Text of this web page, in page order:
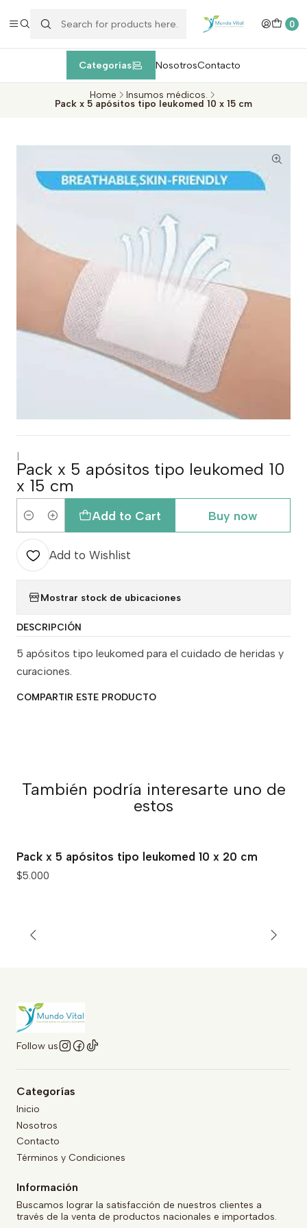
0
Categorías NosotrosContacto
Enviamos EXPRESS máximo 1 día de entrega después de la
compradentro de la Región Metropolitana, Valparaíso y Viña del Mar
Home
Insumos médicos.
Pack x 5 apósitos tipo leukomed 10 x 15 cm
Pack x 5 apósitos tipo leukomed 10
x 15 cm
Quantity
Add to Cart Buy now
Add to Wishlist
Mostrar stock de ubicaciones
DESCRIPCIÓN
5 apósitos tipo leukomed para el cuidado de heridas y
curaciones.
COMPARTIR ESTE PRODUCTO
También podría interesarte uno de
estos
Pack x 5 apósitos tipo leukomed 10 x 20 cm
$5.000
Follow us
Categorías
Inicio
Nosotros
Contacto
Términos y Condiciones
Información
Buscamos lograr la satisfacción de nuestros clientes a
través de la venta de productos nacionales e importados.